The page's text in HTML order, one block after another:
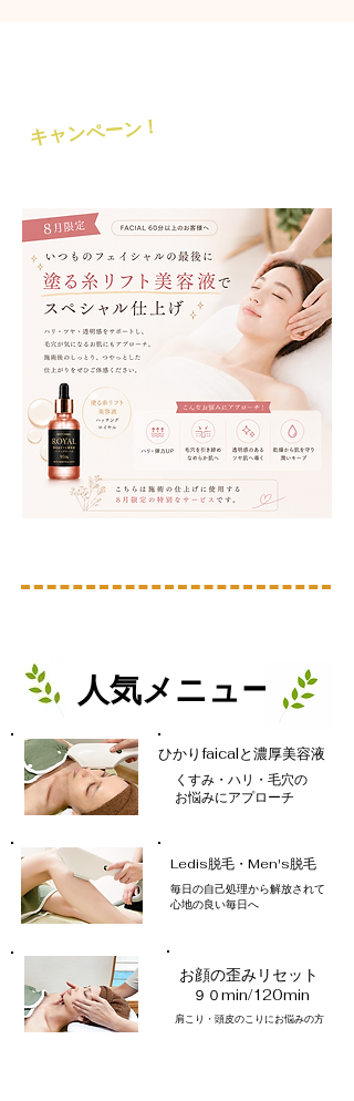
キャンペーン！
​人気メニュー
​ひかりfaicalと濃厚美容液
くすみ・ハリ・毛穴の
お悩みにアプローチ
​Ledis脱毛・Men's脱毛
毎日の自己処理から解放されて
​心地の良い毎日へ
​お顔の歪みリセット
​９０min/120min
肩こり・頭皮のこりにお悩みの方